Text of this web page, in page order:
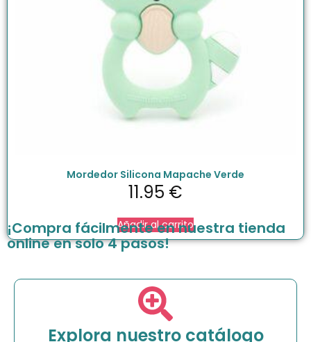
Mordedor Silicona Mapache Verde
11.95 €
Añadir al carrito
¡Compra fácilmente en nuestra tienda
online en solo 4 pasos!
Explora nuestro catálogo